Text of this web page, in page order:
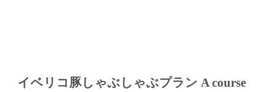
イベリコ豚しゃぶしゃぶプラン A course